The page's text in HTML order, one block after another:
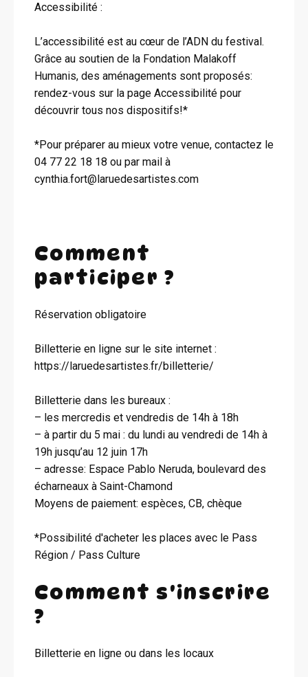
Accessibilité :
L’accessibilité est au cœur de l’ADN du festival.
Grâce au soutien de la Fondation Malakoff
Humanis, des aménagements sont proposés:
rendez-vous sur la page Accessibilité pour
découvrir tous nos dispositifs!*
*Pour préparer au mieux votre venue, contactez le
04 77 22 18 18 ou par mail à
cynthia.fort@laruedesartistes.com
Comment
participer ?
Réservation obligatoire
Billetterie en ligne sur le site internet :
https://laruedesartistes.fr/billetterie/
Billetterie dans les bureaux :
– les mercredis et vendredis de 14h à 18h
– à partir du 5 mai : du lundi au vendredi de 14h à
19h jusqu’au 12 juin 17h
– adresse: Espace Pablo Neruda, boulevard des
écharneaux à Saint-Chamond
Moyens de paiement: espèces, CB, chèque
*Possibilité d'acheter les places avec le Pass
Région / Pass Culture
Comment s'inscrire
?
Billetterie en ligne ou dans les locaux